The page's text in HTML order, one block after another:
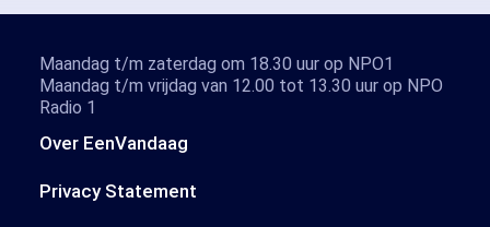
Over EenVandaag
Privacy Statement
Maandag t/m zaterdag om 18.30 uur op NPO1
Maandag t/m vrijdag van 12.00 tot 13.30 uur op NPO
Radio 1